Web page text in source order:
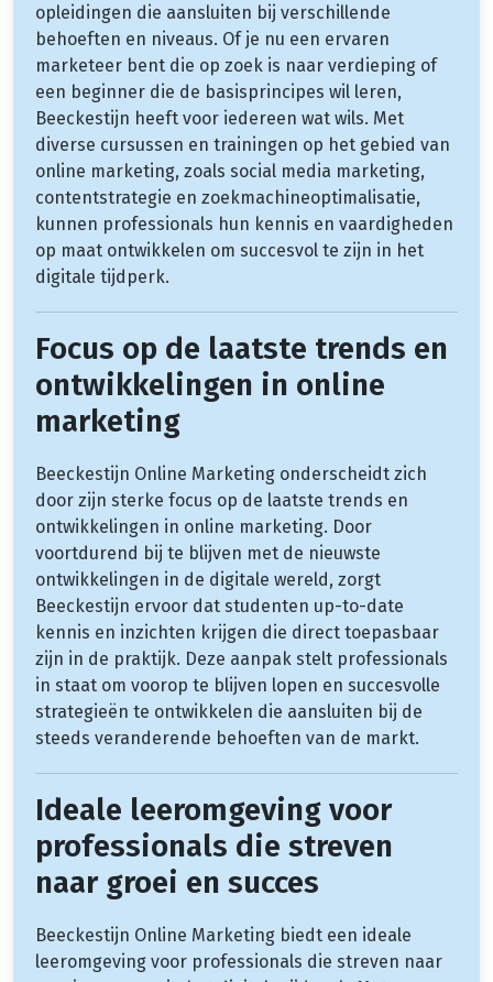
opleidingen die aansluiten bij verschillende
behoeften en niveaus. Of je nu een ervaren
marketeer bent die op zoek is naar verdieping of
een beginner die de basisprincipes wil leren,
Beeckestijn heeft voor iedereen wat wils. Met
diverse cursussen en trainingen op het gebied van
online marketing, zoals social media marketing,
contentstrategie en zoekmachineoptimalisatie,
kunnen professionals hun kennis en vaardigheden
op maat ontwikkelen om succesvol te zijn in het
digitale tijdperk.
Focus op de laatste trends en
ontwikkelingen in online
marketing
Beeckestijn Online Marketing onderscheidt zich
door zijn sterke focus op de laatste trends en
ontwikkelingen in online marketing. Door
voortdurend bij te blijven met de nieuwste
ontwikkelingen in de digitale wereld, zorgt
Beeckestijn ervoor dat studenten up-to-date
kennis en inzichten krijgen die direct toepasbaar
zijn in de praktijk. Deze aanpak stelt professionals
in staat om voorop te blijven lopen en succesvolle
strategieën te ontwikkelen die aansluiten bij de
steeds veranderende behoeften van de markt.
Ideale leeromgeving voor
professionals die streven
naar groei en succes
Beeckestijn Online Marketing biedt een ideale
leeromgeving voor professionals die streven naar